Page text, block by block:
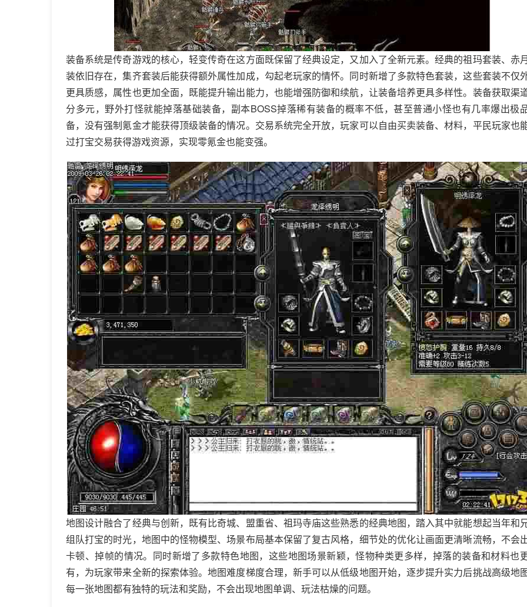
装备系统是传奇游戏的核心，轻变传奇在这方面既保留了经典设定，又加入了全新元素。经典的祖玛套装、赤
装依旧存在，集齐套装后能获得额外属性加成，勾起老玩家的情怀。同时新增了多款特色套装，这些套装不仅
更具质感，属性也更加全面，既能提升输出能力，也能增强防御和续航，让装备培养更具多样性。装备获取渠
分多元，野外打怪就能掉落基础装备，副本BOSS掉落稀有装备的概率不低，甚至普通小怪也有几率爆出极
备，没有强制氪金才能获得顶级装备的情况。交易系统完全开放，玩家可以自由买卖装备、材料，平民玩家也
过打宝交易获得游戏资源，实现零氪金也能变强。
地图设计融合了经典与创新，既有比奇城、盟重省、祖玛寺庙这些熟悉的经典地图，踏入其中就能想起当年和
组队打宝的时光，地图中的怪物模型、场景布局基本保留了复古风格，细节处的优化让画面更清晰流畅，不会
卡顿、掉帧的情况。同时新增了多款特色地图，这些地图场景新颖，怪物种类更多样，掉落的装备和材料也
有，为玩家带来全新的探索体验。地图难度梯度合理，新手可以从低级地图开始，逐步提升实力后挑战高级地图
每一张地图都有独特的玩法和奖励，不会出现地图单调、玩法枯燥的问题。